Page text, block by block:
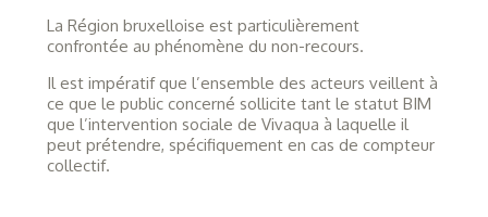
La Région bruxelloise est particulièrement
confrontée au phénomène du non-recours.
Il est impératif que l’ensemble des acteurs veillent à
ce que le public concerné sollicite tant le statut BIM
que l’intervention sociale de Vivaqua à laquelle il
peut prétendre, spécifiquement en cas de compteur
collectif.